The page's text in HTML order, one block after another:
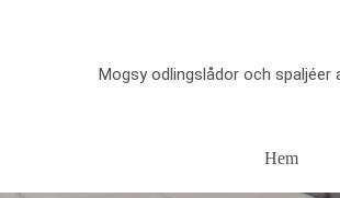
Mogsy odlingslådor och spaljéer
Hem